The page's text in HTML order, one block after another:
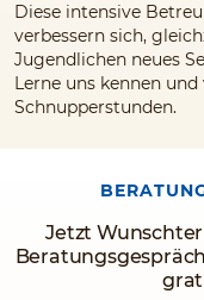
Diese intensive
verbessern sich,
Jugendlichen neues
Lerne uns kennen
Schnupperstunden.
Jetzt